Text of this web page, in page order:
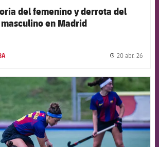
del femenino y derrota del
masculino en Madrid
20 abr. 26
FCB Barcelona badge